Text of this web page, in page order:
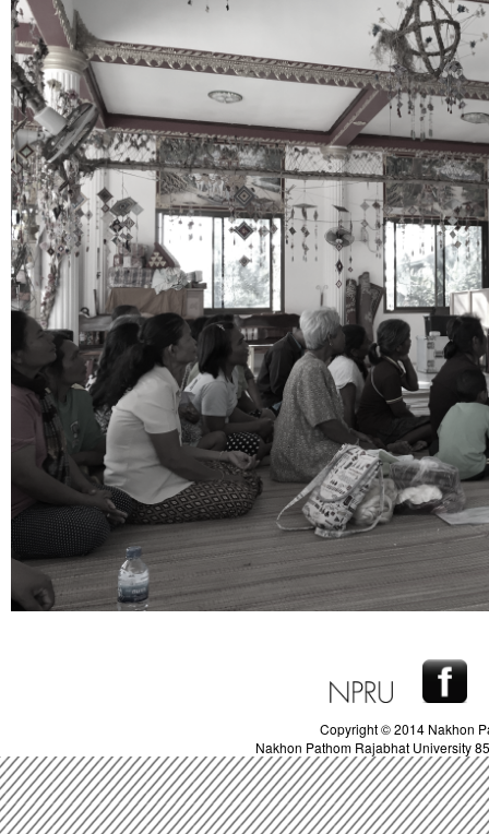
Copyright © 2014 Nakhon
Nakhon Pathom Rajabhat University